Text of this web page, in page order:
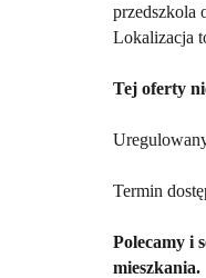
przedszkola
Lokalizacja
Tej oferty
Termin
Polecamy i
mieszkania.